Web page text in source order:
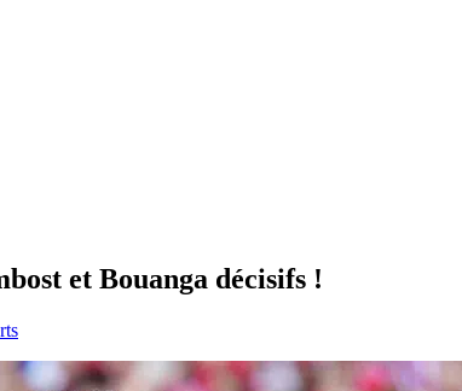
et Bouanga décisifs !